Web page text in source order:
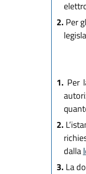
2. Per
1. Per
2.
dalla
3. La